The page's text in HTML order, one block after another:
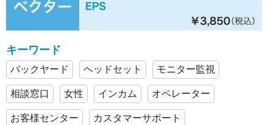
キーワード
バックヤード ヘッドセット モニター監視
相談窓口 女性 インカム オペレーター
お客様センター カスタマーサポート